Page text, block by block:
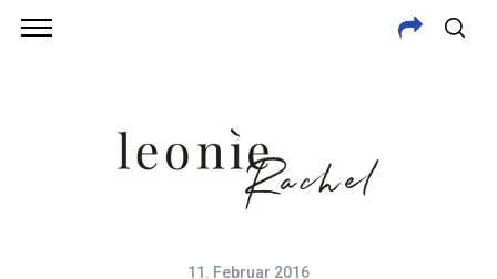
11. Februar 2016